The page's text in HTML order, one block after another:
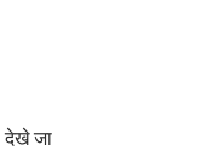
देखे जा